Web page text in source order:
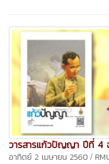
วารสารแก้วปัญญา ปีที่ 4
อาทิตย์ 2 เมษายน 2560 /